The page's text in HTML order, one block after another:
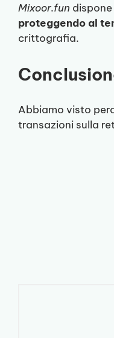
Mixoor.fun
proteggendo al
crittografia.
Abbiamo visto
transazioni sulla